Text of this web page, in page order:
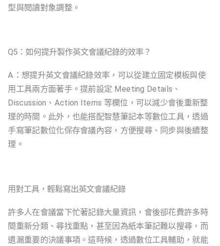
型與閱讀對象調整。
Q5：如何提升製作英文會議紀錄的效率？
A：想提升英文會議紀錄效率，可以從建立固定模板與使
用工具兩方面著手。提前設定 Meeting Details、
Discussion、Action Items 等欄位，可以減少會後重新整
理的時間。此外，也能搭配智慧筆記本等數位工具，透過
手寫筆記數位化保存會議內容，方便搜尋、同步與後續整
理。
用對工具，輕鬆寫出英文會議紀錄
許多人在會議當下忙著記錄大量資訊，會後卻花費許多時
間重新分類、尋找重點，甚至因為紙本筆記難以搜尋，而
遺漏重要的決議事項。這時候，透過數位工具輔助，就能